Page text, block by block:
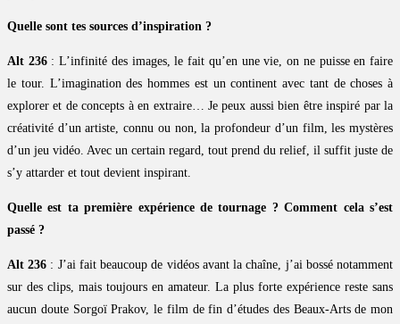
Quelle sont tes sources d’inspiration ?
Alt 236: L’infinité des images, le fait qu’en une vie, on ne puisse en faire
le tour. L’imagination des hommes est un continent avec tant de choses à
explorer et de concepts à en extraire… Je peux aussi bien être inspiré par la
créativité d’un artiste, connu ou non, la profondeur d’un film, les mystères
d’un jeu vidéo. Avec un certain regard, tout prend du relief, il suffit juste de
s’y attarder et tout devient inspirant.
Quelle est ta première expérience de tournage ? Comment cela s’est
passé ?
Alt 236 : J’ai fait beaucoup de vidéos avant la chaîne, j’ai bossé notamment
sur des clips, mais toujours en amateur. La plus forte expérience reste sans
aucun doute Sorgoï Prakov, le film de fin d’études des Beaux-Arts de mon